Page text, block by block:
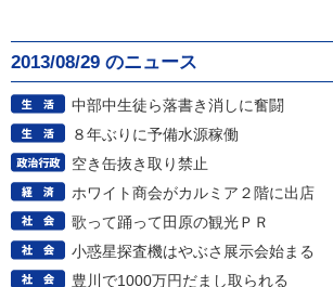
2013/08/29 のニュース
中部中生徒ら落書き消しに奮闘
８年ぶりに予備水源稼働
空き缶抜き取り禁止
ホワイト商会がカルミア２階に出店
歌って踊って田原の観光ＰＲ
小惑星探査機はやぶさ展示会始まる
豊川で1000万円だまし取られる